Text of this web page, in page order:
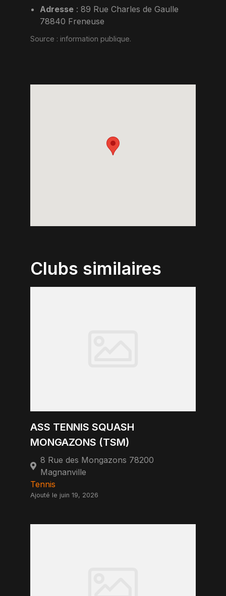
Adresse :89 Rue Charles de Gaulle
78840 Freneuse
Source : information publique.
Clubs similaires
ASS TENNIS SQUASH
MONGAZONS (TSM)
8 Rue des Mongazons 78200
Magnanville
Tennis
Ajouté le juin 19, 2026